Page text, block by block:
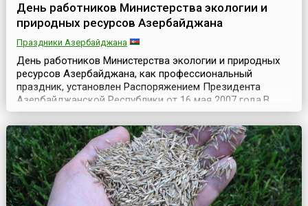
День работников Министерства экологии и
природных ресурсов Азербайджана
Праздники Азербайджана
День работников Министерства экологии и природных
ресурсов Азербайджана, как профессиональный
праздник, установлен Распоряжением Президента
Азербайджанской Республики от 16 мая 2007 года.В
последние несколько десятилетий экология Республики
складывается, в первую очередь, исходя из
воздействия человека на окружающую среду.
Человеческий фактор, который несомненно влияет на
экологию, неоспорим, ...